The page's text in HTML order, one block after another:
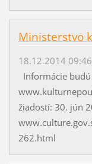
Ministerstvo
18.12.2014 09:46
Informácie
žiadostí: 30. jún
262.html